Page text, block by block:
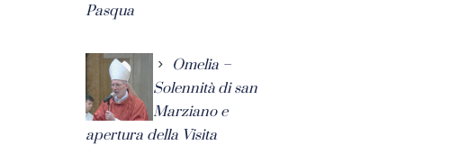
Pasqua
Omelia –
Solennità di san
Marziano e
apertura della Visita